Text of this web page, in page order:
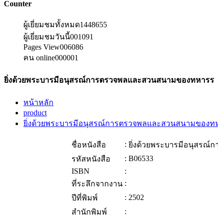
Counter
ผู้เยี่ยมชมทั้งหมด1448655
ผู้เยี่ยมชมวันนี้001091
Pages View006086
คน online000001
ยิ่งด้วยพระบารมีอนุสรณ์การตรวจพลและสวนสนามของทหารร
หน้าหลัก
product
ยิ่งด้วยพระบารมีอนุสรณ์การตรวจพลและสวนสนามของท
ชื่อหนังสือ : ยิ่งด้วยพระบารมีอนุสรณ์ก
รหัสหนังสือ
: B06533
ISBN
:
ที่ระลึกจากงาน :
ปีที่พิมพ์
: 2502
สำนักพิมพ์
: